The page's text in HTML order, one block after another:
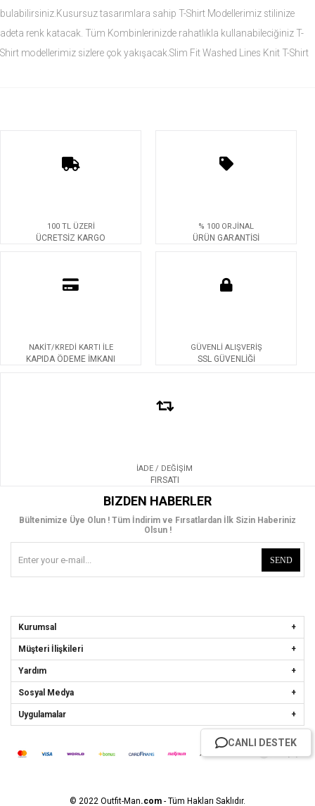
bulabilirsiniz.Kusursuz tasarımlara sahip T-Shirt Modellerimiz stilinize
adeta renk katacak. Tüm Kombinlerinizde rahatlıkla kullanabileciğiniz T-
Shirt modellerimiz sizlere çok yakışacak.Slim Fit Washed Lines Knit T-Shirt
Manken Bedenleri Üst Grup M, Alt Grup 33 Beden ( Medium )
100 TL ÜZERİ
ÜCRETSİZ KARGO
% 100 ORJİNAL
ÜRÜN GARANTİSİ
NAKİT/KREDİ KARTI İLE
KAPIDA ÖDEME İMKANI
GÜVENLİ ALIŞVERİŞ
SSL GÜVENLİĞİ
İADE / DEĞİŞİM
FIRSATI
BIZDEN HABERLER
Bültenimize Üye Olun ! Tüm İndirim ve Fırsatlardan İlk Sizin Haberiniz
Olsun !
SEND
Kurumsal
Müşteri İlişkileri
Yardım
Sosyal Medya
Uygulamalar
© 2022 Outfit-Man.com - Tüm Hakları Saklıdır.
CANLI DESTEK